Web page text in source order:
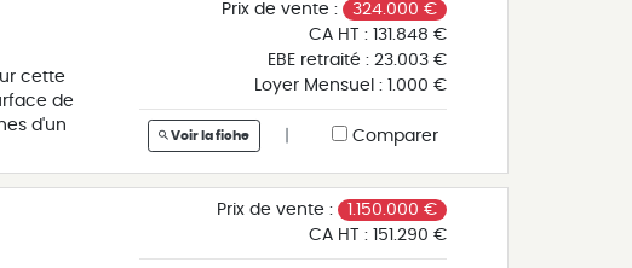
cette
de
d'un
ans par la
Prix de vente : 324.000 €
CA HT : 131.848 €
EBE retraité :23.003 €
Loyer Mensuel : 1.000 €
Voir la fiche Comparer
Prix de vente :
1.150.000 €
CA HT :
151.290 €